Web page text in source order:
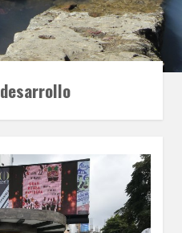
desarrollo